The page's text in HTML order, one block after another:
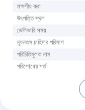
লক্ষণীয় করা
উৎপত্তি স্থল
ডেলিভারি সময়
ন্যূনতম চাহিদার পরিমাণ
পরিচিতিমুলক নাম
পরিশোধের শর্ত